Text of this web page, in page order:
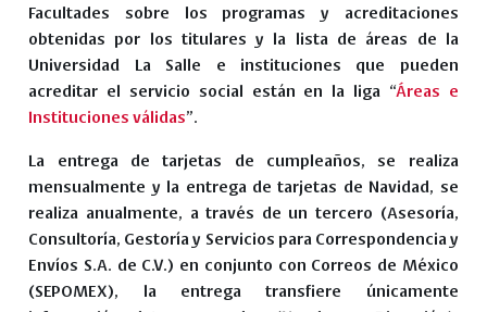
Facultades sobre los programas y acreditaciones
obtenidas por los titulares y la lista de áreas de la
Universidad La Salle e instituciones que pueden
acreditar el servicio social están en la liga “Áreas e
Instituciones válidas”.
La entrega de tarjetas de cumpleaños, se realiza
mensualmente y la entrega de tarjetas de Navidad, se
realiza anualmente, a través de un tercero (Asesoría,
Consultoría, Gestoría y Servicios para Correspondencia y
Envíos S.A. de C.V.) en conjunto con Correos de México
(SEPOMEX), la entrega transfiere únicamente